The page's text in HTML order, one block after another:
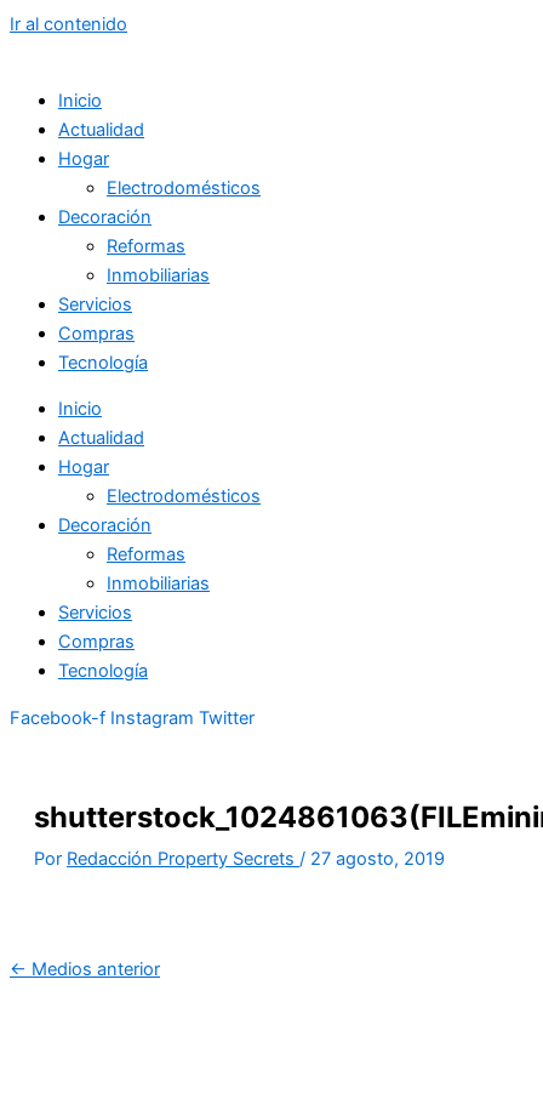
Ir al contenido
Inicio
Actualidad
Hogar
Electrodomésticos
Decoración
Reformas
Inmobiliarias
Servicios
Compras
Tecnología
Inicio
Actualidad
Hogar
Electrodomésticos
Decoración
Reformas
Inmobiliarias
Servicios
Compras
Tecnología
Facebook-f Instagram Twitter
Por Redacción Property Secrets / 27 agosto, 2019
← Medios anterior